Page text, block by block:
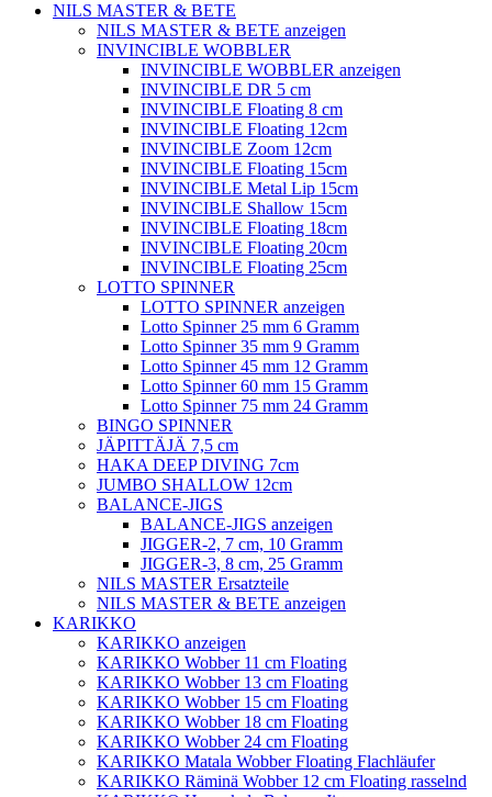
NILS MASTER & BETE
NILS MASTER & BETE anzeigen
INVINCIBLE WOBBLER
INVINCIBLE WOBBLER anzeigen
INVINCIBLE DR 5 cm
INVINCIBLE Floating 8 cm
INVINCIBLE Floating 12cm
INVINCIBLE Zoom 12cm
INVINCIBLE Floating 15cm
INVINCIBLE Metal Lip 15cm
INVINCIBLE Shallow 15cm
INVINCIBLE Floating 18cm
INVINCIBLE Floating 20cm
INVINCIBLE Floating 25cm
LOTTO SPINNER
LOTTO SPINNER anzeigen
Lotto Spinner 25 mm 6 Gramm
Lotto Spinner 35 mm 9 Gramm
Lotto Spinner 45 mm 12 Gramm
Lotto Spinner 60 mm 15 Gramm
Lotto Spinner 75 mm 24 Gramm
BINGO SPINNER
JÄPITTÄJÄ 7,5 cm
HAKA DEEP DIVING 7cm
JUMBO SHALLOW 12cm
BALANCE-JIGS
BALANCE-JIGS anzeigen
JIGGER-2, 7 cm, 10 Gramm
JIGGER-3, 8 cm, 25 Gramm
NILS MASTER Ersatzteile
NILS MASTER & BETE anzeigen
KARIKKO
KARIKKO anzeigen
KARIKKO Wobber 11 cm Floating
KARIKKO Wobber 13 cm Floating
KARIKKO Wobber 15 cm Floating
KARIKKO Wobber 18 cm Floating
KARIKKO Wobber 24 cm Floating
KARIKKO Matala Wobber Floating Flachläufer
KARIKKO Räminä Wobber 12 cm Floating rasselnd